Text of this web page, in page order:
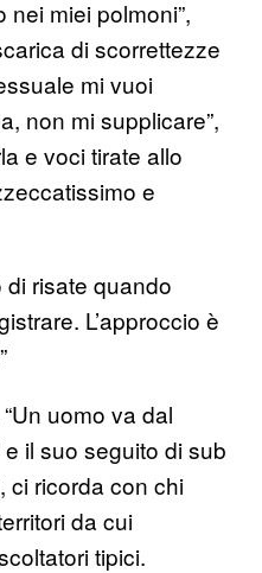
miei polmoni”,
di scorrettezze
mi vuoi
non mi supplicare”,
e voci tirate allo
e
di risate quando
L’approccio è
uomo va dal
il suo seguito di sub
ci ricorda con chi
da cui
tipici.